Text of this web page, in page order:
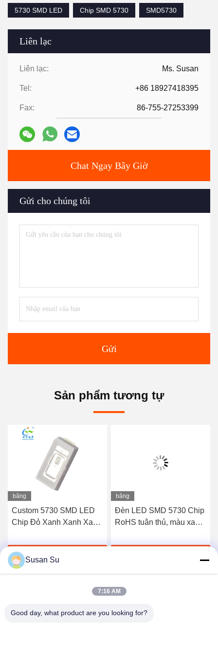
Liên lạc
Liên lạc: Ms. Susan
Tel: +86 18927418395
Fax: 86-755-27253399
Chat Ngay Bây Giờ
Gửi cho chúng tôi
Gửi
5730 SMD LED
Chip SMD 5730 SMD5730
Sản phẩm tương tự
băng
Custom 5730 SMD LED
Chip Đỏ Xanh Xanh Xanh
36V
Chat Ngay Bây Giờ
băng
hình
Đèn LED SMD 5730 Chip
RoHS tuân thủ, màu xanh
Susan Su
7:16 AM
Good day, what product are you looking for?